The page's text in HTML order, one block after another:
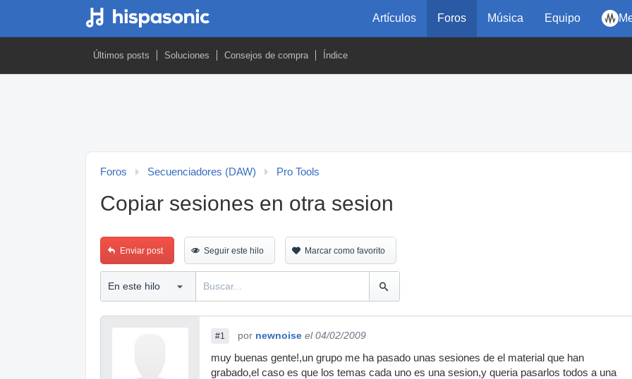
Artículos Foros Música Equipo
Últimos posts Soluciones Consejos de compra Índice
Foros Secuenciadores (DAW) Pro Tools
Copiar sesiones en otra sesion
Enviar post Seguir este hilo Marcar como favorito
#1 por newnoise el 04/02/2009
muy buenas gente!,un grupo me ha pasado unas sesiones de el material que han
grabado,el caso es que los temas cada uno es una sesion,y queria pasarlos todos a una